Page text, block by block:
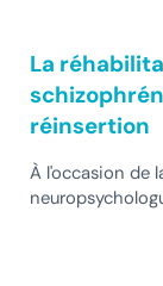
La
réinsertion
À l'occasion de